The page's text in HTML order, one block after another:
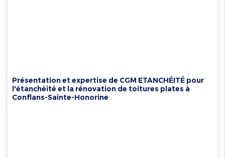
Présentation et expertise de CGM ETANCHÉITÉ pour
l'étanchéité et la rénovation de toitures plates à
Conflans-Sainte-Honorine